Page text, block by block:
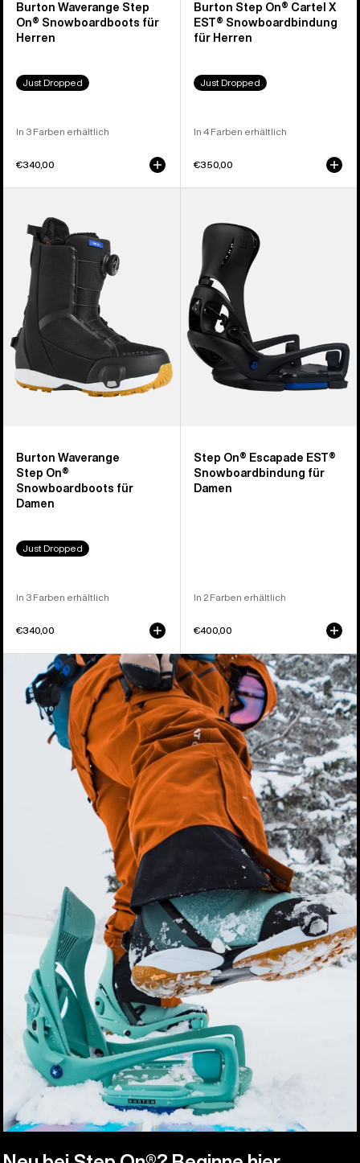
Burton Waverange Step
On® Snowboardboots für
Herren
Just Dropped
In 3 Farben erhältlich
€340,00
Burton Step On® Cartel X
EST® Snowboardbindung
für Herren
Just Dropped
In 4 Farben erhältlich
€350,00
Waverange
Step On®
Snowboardboots
Damen
Burton Waverange
Step On®
Snowboardboots für
Damen
Just Dropped
In 3 Farben erhältlich
€340,00
Escapade
EST®
Snowboardbindung
für
Damen
Step On® Escapade EST®
Snowboardbindung für
Damen
In 2 Farben erhältlich
€400,00